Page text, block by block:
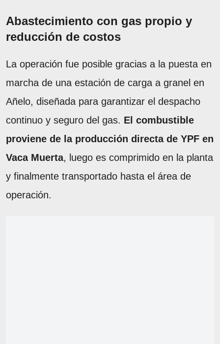
Abastecimiento con gas propio y
reducción de costos
La operación fue posible gracias a la puesta en
marcha de una estación de carga a granel en
Añelo, diseñada para garantizar el despacho
continuo y seguro del gas. El combustible
proviene de la producción directa de YPF en
Vaca Muerta, luego es comprimido en la planta
y finalmente transportado hasta el área de
operación.